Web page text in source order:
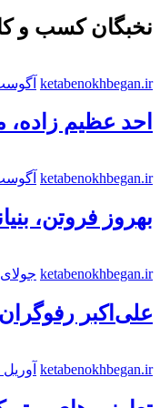
نخبگان کسب و
ketabenokhbegan.ir آگوست 7,
احد عظیم زاده،
ketabenokhbegan.ir آگوست 4,
بهروز فروتن،
ketabenokhbegan.ir جولای 27, 2021
علی‌اکبر
ketabenokhbegan.ir آوریل 26, 2021